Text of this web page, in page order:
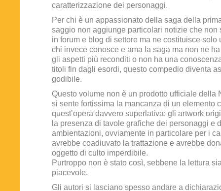
caratterizzazione dei personaggi.
Per chi è un appassionato della saga della
saggio non aggiunge particolari notizie che non
in forum e blog di settore ma ne costituisce solo
chi invece conosce e ama la saga ma non ne
gli aspetti più reconditi o non ha una
titoli fin dagli esordi, questo compedio diventa
godibile.
Questo volume non è un prodotto ufficiale della
si sente fortissima la mancanza di un elemento
quest’opera davvero superlativa: gli artwork
la presenza di tavole grafiche dei personaggi e
ambientazioni, ovviamente in particolare per i
avrebbe coadiuvato la trattazione e avrebbe
oggetto di culto imperdibile.
Purtroppo non è stato così, sebbene la lettura
piacevole.
Gli autori si lasciano spesso andare a